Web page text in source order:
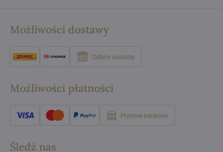
Możliwości dostawy
Odbiór osobisty
Możliwości płatności
Przelew bankowy
Śledź nas